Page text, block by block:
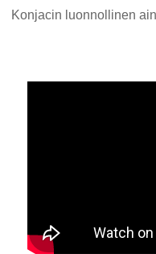
Konjacin luonnollinen